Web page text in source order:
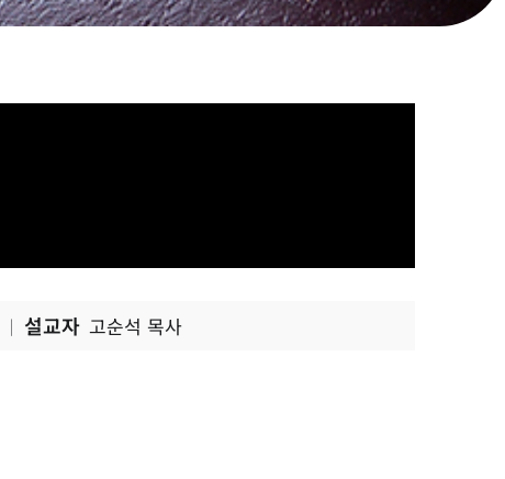
| 설교자 고순석 목사